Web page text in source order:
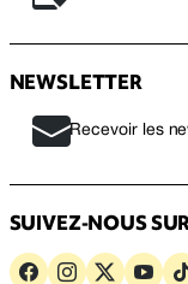
NEWSLETTER
Recevoir les
SUIVEZ-NOUS